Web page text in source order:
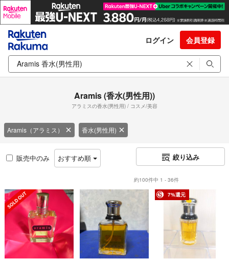
ログイン 会員登録
Aramis (香水(男性用))
アラミスの香水(男性用) / コスメ/美容
Aramis（アラミス） 香水(男性用)
販売中のみ おすすめ順 絞り込み
約100件中 1 - 36件
7%還元